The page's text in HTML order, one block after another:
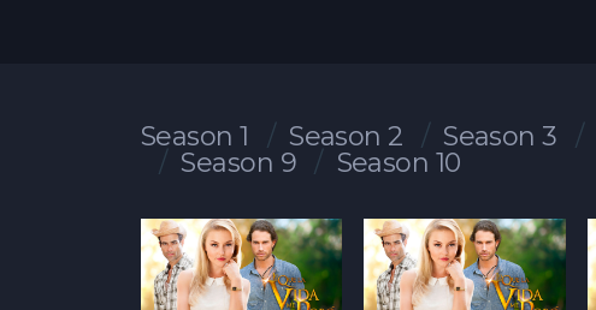
Season 1 Season 2 Season 3
Season 9
Season 10